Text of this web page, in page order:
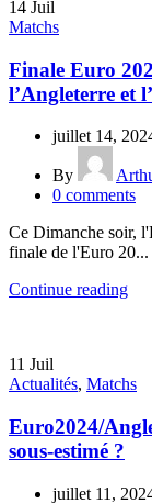
14 Juil
Matchs
Finale Euro
l’Angleterre et
juillet 14,
By
0 comments
Ce Dimanche soir,
finale de l'Euro 20...
Continue reading
11 Juil
Actualités, Matchs
Euro2024/
sous-estimé ?
juillet 11,